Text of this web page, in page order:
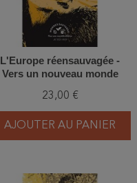
L'Europe réensauvagée -
Vers un nouveau monde
23,00 €
AJOUTER AU PANIER